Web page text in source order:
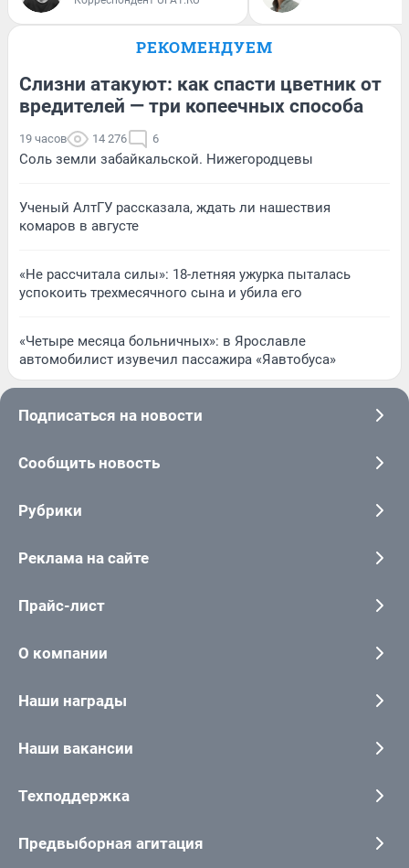
РЕКОМЕНДУЕМ
Слизни атакуют: как спасти цветник от
вредителей — три копеечных способа
19 часов 14 276 6
Соль земли забайкальской. Нижегородцевы
Ученый АлтГУ рассказала, ждать ли нашествия
комаров в августе
«Не рассчитала силы»: 18-летняя ужурка пыталась
успокоить трехмесячного сына и убила его
«Четыре месяца больничных»: в Ярославле
автомобилист изувечил пассажира «Яавтобуса»
Подписаться на новости
Сообщить новость
Рубрики
Реклама на сайте
Прайс-лист
О компании
Наши награды
Наши вакансии
Техподдержка
Предвыборная агитация